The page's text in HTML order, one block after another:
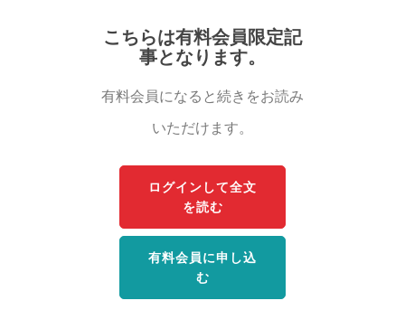
こちらは有料会員限定記
事となります。
有料会員になると続きをお読み
いただけます。
ログインして全文
を読む
有料会員に申し込
む